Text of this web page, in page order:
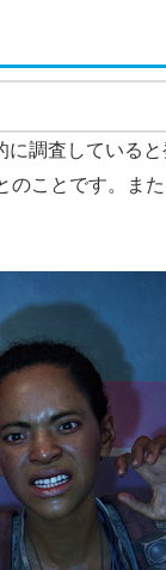
調査している
ことです。また